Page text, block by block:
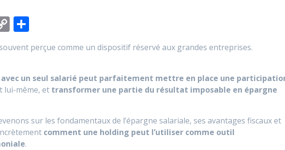
C
p
Li
k
ta
er
perçue comme un dispositif réservé aux grandes entreprises.
un seul salarié peut parfaitement mettre en place une
lui-même, et transformer une partie du résultat imposable en épargne
sur les fondamentaux de l’épargne salariale, ses avantages fiscaux et
comment une holding peut l’utiliser comme outil
.